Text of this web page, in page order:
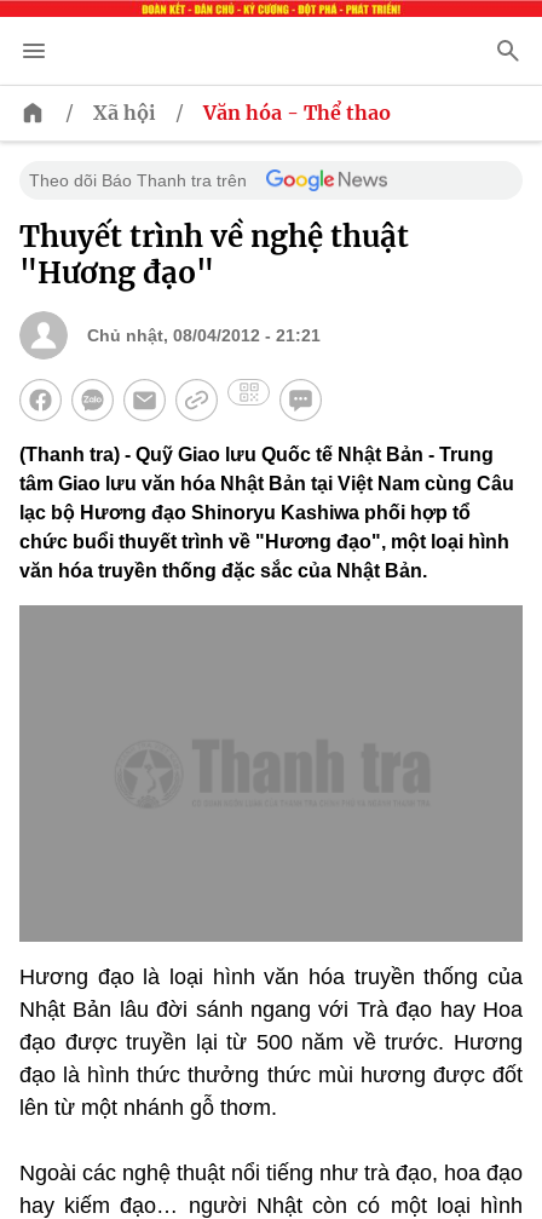
/ Xã hội / Văn hóa - Thể thao
Theo dõi Báo Thanh tra trên
Thuyết trình về nghệ thuật
"Hương đạo"
Chủ nhật, 08/04/2012 - 21:21
(Thanh tra) - Quỹ Giao lưu Quốc tế Nhật Bản - Trung
tâm Giao lưu văn hóa Nhật Bản tại Việt Nam cùng Câu
lạc bộ Hương đạo Shinoryu Kashiwa phối hợp tổ
chức buổi thuyết trình về "Hương đạo", một loại hình
văn hóa truyền thống đặc sắc của Nhật Bản.
Hương đạo là loại hình văn hóa truyền thống của
Nhật Bản lâu đời sánh ngang với Trà đạo hay Hoa
đạo được truyền lại từ 500 năm về trước. Hương
đạo là hình thức thưởng thức mùi hương được đốt
lên từ một nhánh gỗ thơm.
Ngoài các nghệ thuật nổi tiếng như trà đạo, hoa đạo
hay kiếm đạo… người Nhật còn có một loại hình